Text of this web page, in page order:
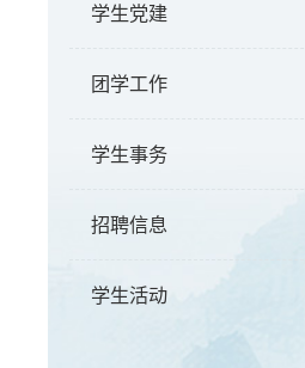
学生党建
团学工作
学生事务
招聘信息
学生活动